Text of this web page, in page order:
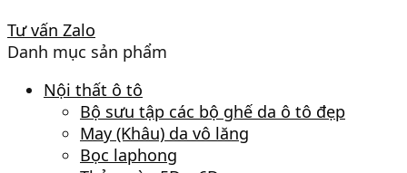
Tư vấn Zalo
Danh mục sản phẩm
Nội thất ô tô
Bộ sưu tập các bộ ghế da ô tô đẹp
May (Khâu) da vô lăng
Bọc laphong